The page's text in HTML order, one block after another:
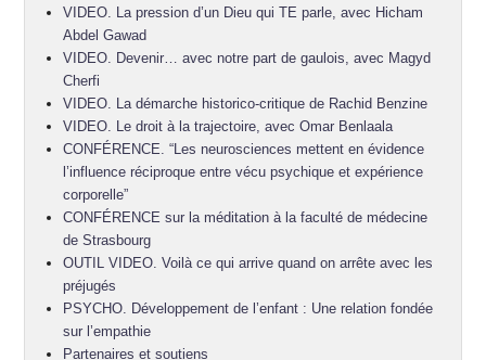
VIDEO. La pression d’un Dieu qui TE parle, avec Hicham
Abdel Gawad
VIDEO. Devenir… avec notre part de gaulois, avec Magyd
Cherfi
VIDEO. La démarche historico-critique de Rachid Benzine
VIDEO. Le droit à la trajectoire, avec Omar Benlaala
CONFÉRENCE. “Les neurosciences mettent en évidence
l’influence réciproque entre vécu psychique et expérience
corporelle”
CONFÉRENCE sur la méditation à la faculté de médecine
de Strasbourg
OUTIL VIDEO. Voilà ce qui arrive quand on arrête avec les
préjugés
PSYCHO. Développement de l’enfant : Une relation fondée
sur l’empathie
Partenaires et soutiens